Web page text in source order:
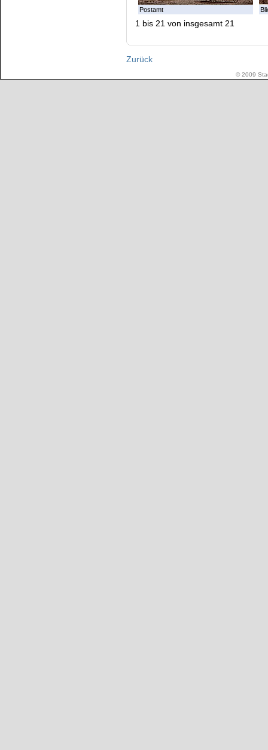
Postamt
1 bis 21 von insgesamt 21
Zurück
© 2009